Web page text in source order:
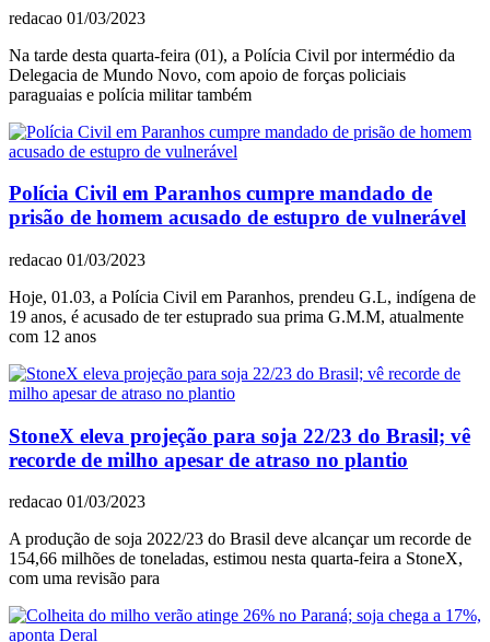
redacao 01/03/2023
Na tarde desta quarta-feira (01), a Polícia Civil por intermédio da
Delegacia de Mundo Novo, com apoio de forças policiais
paraguaias e polícia militar também
Polícia Civil em Paranhos cumpre mandado de
prisão de homem acusado de estupro de vulnerável
redacao 01/03/2023
Hoje, 01.03, a Polícia Civil em Paranhos, prendeu G.L, indígena de
19 anos, é acusado de ter estuprado sua prima G.M.M, atualmente
com 12 anos
StoneX eleva projeção para soja 22/23 do Brasil; vê
recorde de milho apesar de atraso no plantio
redacao 01/03/2023
A produção de soja 2022/23 do Brasil deve alcançar um recorde de
154,66 milhões de toneladas, estimou nesta quarta-feira a StoneX,
com uma revisão para